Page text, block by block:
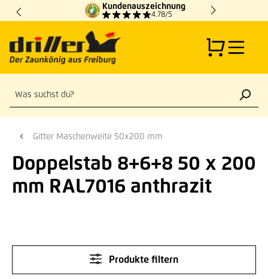
Zum Hauptinhalt springen
Kundenauszeichnung
4.78/5
Gitter Maschenweite 50x200 mm
Doppelstab 8+6+8 50 x 200
mm RAL7016 anthrazit
Produkte filtern